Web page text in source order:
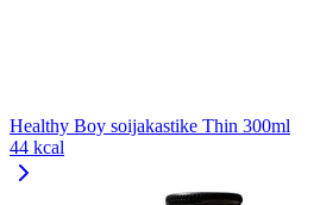
Healthy Boy soijakastike Thin 300ml
44 kcal